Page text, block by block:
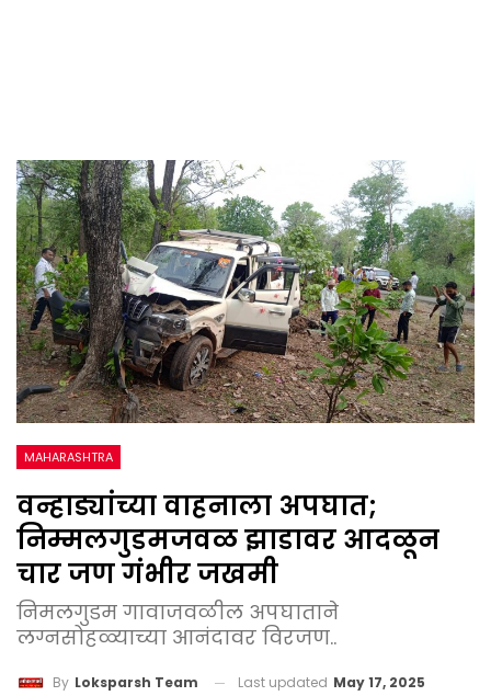
MAHARASHTRA
वन्हाड्यांच्या वाहनाला अपघात;
निम्मलगुडमजवळ झाडावर आदळून
चार जण गंभीर जखमी
निमलगुडम गावाजवळील अपघाताने
लग्नसोहळ्याच्या आनंदावर विरजण..
By Loksparsh Team Last updated May 17, 2025